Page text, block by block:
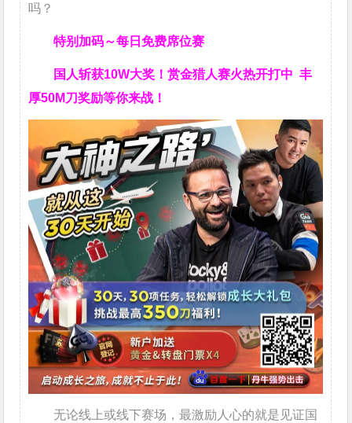
吗？
特别加码～每日免费席位赛
国人斩获10W大奖！赏金猎人赛火热开打中 丰
厚50M刀奖励等你来战！
无论线上或线下赛场，最激励人心的就是见证国